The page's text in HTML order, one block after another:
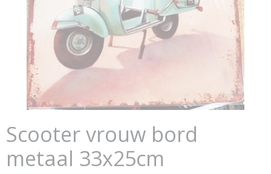
Scooter vrouw bord
metaal 33x25cm